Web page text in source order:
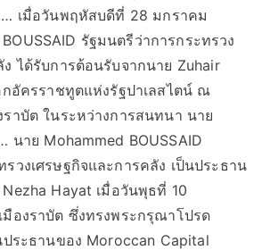
… เมื่อวันพฤหัสบดีที่ 28 มกราคม
รัฐมนตรีว่าการกระทรวง
ได้รับการต้อนรับจากนาย Zuhair
กอัครราชทูตแห่งรัฐปาเลสไตน์ ณ
ราบัต ในระหว่างการสนทนา นาย
นาย Mohammed BOUSSAID
วงเศรษฐกิจและการคลัง เป็นประธาน
Hayat เมื่อวันพุธที่ 10
องราบัต ซึ่งทรงพระกรุณาโปรด
ประธานของ Moroccan Capital